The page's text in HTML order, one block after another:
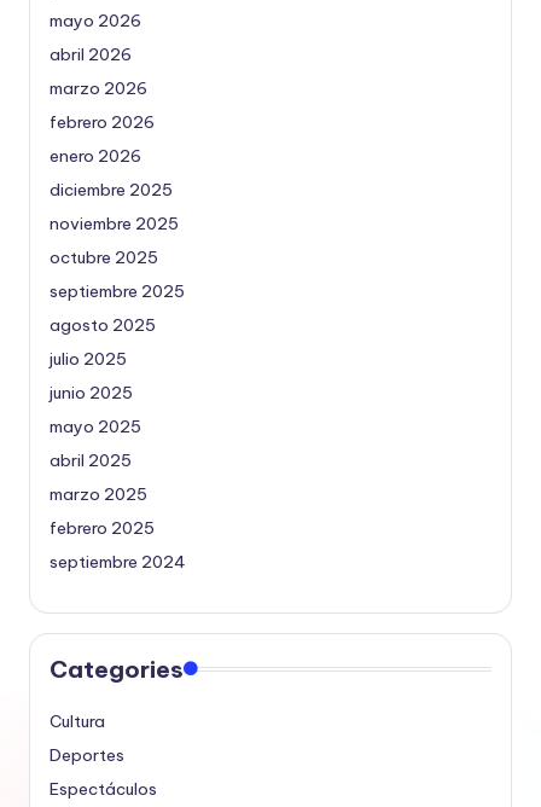
mayo 2026
abril 2026
marzo 2026
febrero 2026
enero 2026
diciembre 2025
noviembre 2025
octubre 2025
septiembre 2025
agosto 2025
julio 2025
junio 2025
mayo 2025
abril 2025
marzo 2025
febrero 2025
septiembre 2024
Categories
Cultura
Deportes
Espectáculos